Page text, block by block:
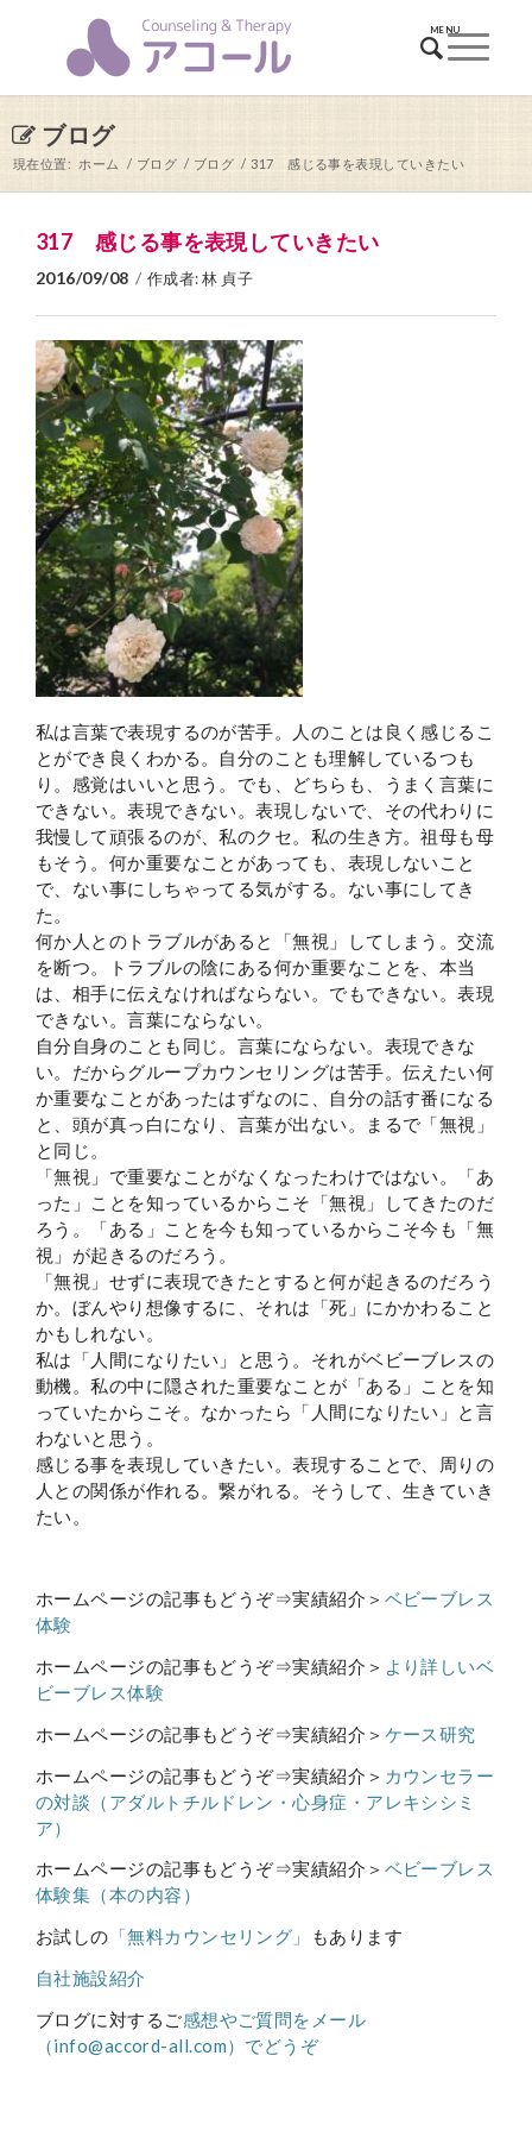
ブログ
現在位置: ホーム / ブログ / ブログ / 317 感じる事を表現していきたい
317 感じる事を表現していきたい
2016/09/08 / 作成者:林 貞子
私は言葉で表現するのが苦手。人のことは良く感じるこ
とができ良くわかる。自分のことも理解しているつも
り。感覚はいいと思う。でも、どちらも、うまく言葉に
できない。表現できない。表現しないで、その代わりに
我慢して頑張るのが、私のクセ。私の生き方。祖母も母
もそう。何か重要なことがあっても、表現しないこと
で、ない事にしちゃってる気がする。ない事にしてき
た。
何か人とのトラブルがあると「無視」してしまう。交流
を断つ。トラブルの陰にある何か重要なことを、本当
は、相手に伝えなければならない。でもできない。表現
できない。言葉にならない。
自分自身のことも同じ。言葉にならない。表現できな
い。だからグループカウンセリングは苦手。伝えたい何
か重要なことがあったはずなのに、自分の話す番になる
と、頭が真っ白になり、言葉が出ない。まるで「無視」
と同じ。
「無視」で重要なことがなくなったわけではない。「あ
った」ことを知っているからこそ「無視」してきたのだ
ろう。「ある」ことを今も知っているからこそ今も「無
視」が起きるのだろう。
「無視」せずに表現できたとすると何が起きるのだろう
か。ぼんやり想像するに、それは「死」にかかわること
かもしれない。
私は「人間になりたい」と思う。それがベビーブレスの
動機。私の中に隠された重要なことが「ある」ことを知
っていたからこそ。なかったら「人間になりたい」と言
わないと思う。
感じる事を表現していきたい。表現することで、周りの
人との関係が作れる。繋がれる。そうして、生きていき
たい。
ホームページの記事もどうぞ⇒実績紹介＞ ベビーブレス
体験
ホームページの記事もどうぞ⇒実績紹介＞ より詳しいベ
ビーブレス体験
ホームページの記事もどうぞ⇒実績紹介＞ ケース研究
ホームページの記事もどうぞ⇒実績紹介＞ カウンセラー
の対談（アダルトチルドレン・心身症・アレキシシミ
ア）
ホームページの記事もどうぞ⇒実績紹介＞ ベビーブレス
体験集（本の内容）
お試しの 「無料カウンセリング」
もあります
自社施設紹介
ブログに対するご感想やご質問をメール
（info@accord-all.com）でどうぞ